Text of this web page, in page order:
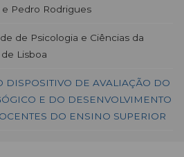
Pedro Rodrigues
de Psicologia e Ciências da
Lisboa
DISPOSITIVO DE AVALIAÇÃO DO
E DO DESENVOLVIMENTO
DO ENSINO SUPERIOR